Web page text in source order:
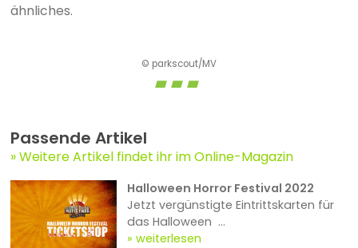
ähnliches.
© parkscout/MV
Passende Artikel
Weitere Artikel findet ihr im Online-Magazin
Halloween Horror Festival 2022
Jetzt vergünstigte Eintrittskarten für
das Halloween ...
weiterlesen